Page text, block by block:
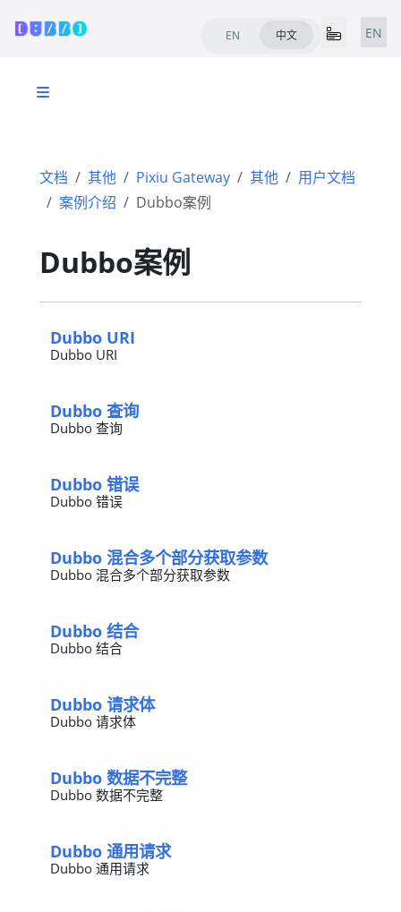
EN 中文 EN
文档 其他 Pixiu Gateway 其他
用户文档
案例介绍
Dubbo案例
Dubbo案例
Dubbo URI
Dubbo URI
Dubbo 查询
Dubbo 查询
Dubbo 错误
Dubbo 错误
Dubbo 混合多个部分获取参数
Dubbo 混合多个部分获取参数
Dubbo 结合
Dubbo 结合
Dubbo 请求体
Dubbo 请求体
Dubbo 数据不完整
Dubbo 数据不完整
Dubbo 通用请求
Dubbo 通用请求